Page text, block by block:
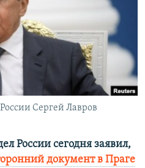
Сергей Лавров
России сегодня заявил,
документ в Праге